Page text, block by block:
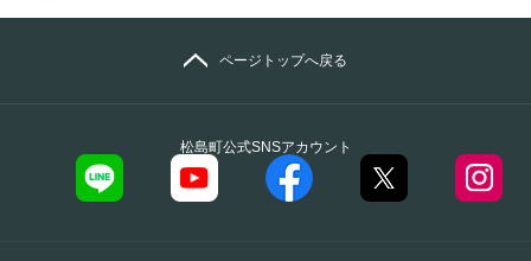
松島町公式SNSアカウント
ページトップへ戻る